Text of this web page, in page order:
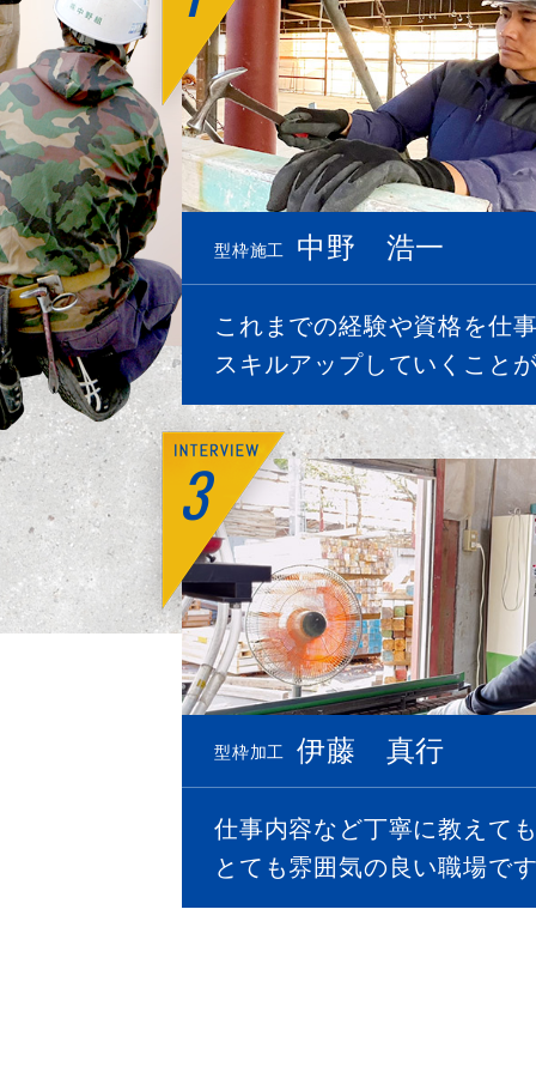
型枠施工 中野 浩一
これまでの経験や資格を仕
スキルアップしていくこと
3
型枠加工 伊藤 真行
仕事内容など丁寧に教えて
とても雰囲気の良い職場で